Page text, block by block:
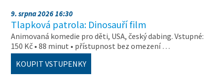
9. srpna 2026 16:30
Tlapková patrola: Dinosauří film
Animovaná komedie pro děti, USA, český dabing. Vstupné:
150 Kč • 88 minut • přístupnost bez omezení …
KOUPIT VSTUPENKY